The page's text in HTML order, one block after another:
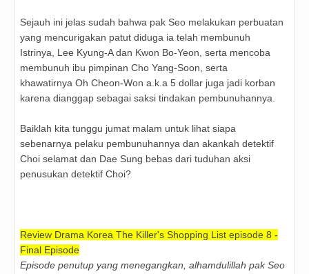
Sejauh ini jelas sudah bahwa pak Seo melakukan perbuatan
yang mencurigakan patut diduga ia telah membunuh
Istrinya, Lee Kyung-A dan Kwon Bo-Yeon, serta mencoba
membunuh ibu pimpinan Cho Yang-Soon, serta
khawatirnya Oh Cheon-Won a.k.a 5 dollar juga jadi korban
karena dianggap sebagai saksi tindakan pembunuhannya.
Baiklah kita tunggu jumat malam untuk lihat siapa
sebenarnya pelaku pembunuhannya dan akankah detektif
Choi selamat dan Dae Sung bebas dari tuduhan aksi
penusukan detektif Choi?
Review Drama Korea The Killer's Shopping List episode 8 -
Final Episode
Episode penutup yang menegangkan, alhamdulillah pak Seo